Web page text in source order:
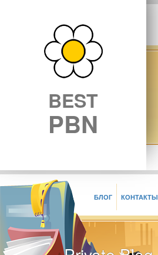
BEST
PBN
БЛОГ КОНТАКТЫ